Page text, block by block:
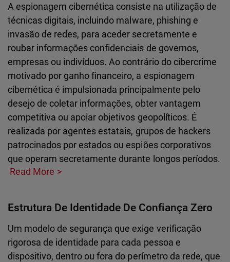
A espionagem cibernética consiste na utilização de
técnicas digitais, incluindo malware, phishing e
invasão de redes, para aceder secretamente e
roubar informações confidenciais de governos,
empresas ou indivíduos. Ao contrário do cibercrime
motivado por ganho financeiro, a espionagem
cibernética é impulsionada principalmente pelo
desejo de coletar informações, obter vantagem
competitiva ou apoiar objetivos geopolíticos. É
realizada por agentes estatais, grupos de hackers
patrocinados por estados ou espiões corporativos
que operam secretamente durante longos períodos.
Read More
Estrutura De Identidade De Confiança Zero
Um modelo de segurança que exige verificação
rigorosa de identidade para cada pessoa e
dispositivo, dentro ou fora do perímetro da rede, que